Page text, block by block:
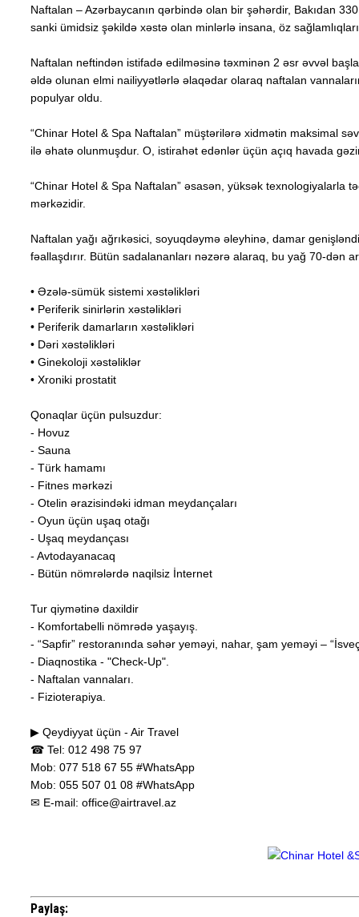
Naftalan – Azərbaycanın qərbində olan bir şəhərdir, Bakıdan
sanki ümidsiz şəkildə xəstə olan minlərlə insana, öz
Naftalan neftindən istifadə edilməsinə təxminən 2 əsr əvvəl
əldə olunan elmi nailiyyətlərlə əlaqədar olaraq naftalan
populyar oldu.
“Chinar Hotel & Spa Naftalan” müştərilərə xidmətin maksimal
ilə əhatə olunmuşdur. O, istirahət edənlər üçün açıq havada
“Chinar Hotel & Spa Naftalan” əsasən, yüksək texnologiyalarla
mərkəzidir.
Naftalan yağı ağrıkəsici, soyuqdəymə əleyhinə, damar
fəallaşdırır. Bütün sadalananları nəzərə alaraq, bu yağ 70-dən
• Əzələ-sümük sistemi xəstəlikləri
• Periferik sinirlərin xəstəlikləri
• Periferik damarların xəstəlikləri
• Dəri xəstəlikləri
• Ginekoloji xəstəliklər
• Xroniki prostatit
Qonaqlar üçün pulsuzdur:
- Hovuz
- Sauna
- Türk hamamı
- Fitnes mərkəzi
- Otelin ərazisindəki idman meydançaları
- Oyun üçün uşaq otağı
- Uşaq meydançası
- Avtodayanacaq
- Bütün nömrələrdə naqilsiz İnternet
Tur qiymətinə daxildir
- Komfortabelli nömrədə yaşayış.
- “Sapfir” restoranında səhər yeməyi, nahar, şam yeməyi –
- Diaqnostika - "Check-Up".
- Naftalan vannaları.
- Fizioterapiya.
▶ Qeydiyyat üçün - Air Travel
☎ Tel: 012 498 75 97
Mob: 077 518 67 55 #WhatsApp
Mob: 055 507 01 08 #WhatsApp
✉ E-mail: office@airtravel.az
Paylaş: